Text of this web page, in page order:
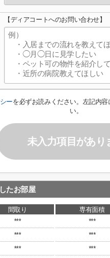
【ディアコートへのお問い合わせ】
ーを必ずお読みください。左記内
い。
未入力項目があり
たお部屋
間取り 専有面積
*** ***
*** ***
*** ***